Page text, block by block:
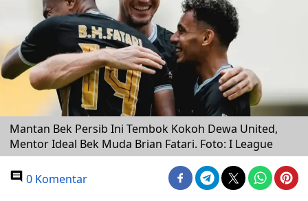
Mantan Bek Persib Ini Tembok Kokoh Dewa United,
Mentor Ideal Bek Muda Brian Fatari. Foto: I League
0 Komentar